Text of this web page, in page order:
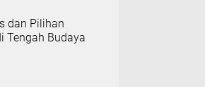
dan Pilihan
Tengah Budaya